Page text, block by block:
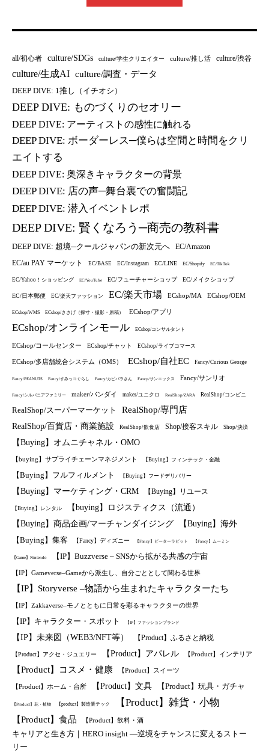
all/初心者 culture/SDGs culture/学生クリエイター culture/推し活 culture/渋谷
culture/生成AI culture/調査・データ
DEEP DIVE: 1推し（イチオシ）
DEEP DIVE: ものづくりのセオリー
DEEP DIVE: アーティストの感性に触れる
DEEP DIVE: ボーダーレス─僕らは空間と時間をクリ
エイトする
DEEP DIVE: 奥深きキャラクターの背景
DEEP DIVE: 店の声─舞台裏での奮闘記
DEEP DIVE: 潜入イベントレポ
DEEP DIVE: 賢くなろう─商売の教科書
DEEP DIVE: 超境─クールジャパンの新次元へ EC/Amazon
EC/au PAY マーケット EC/BASE EC/Instagram EC/LINE EC/Shopify EC/TikTok
EC/Yahoo！ショッピング EC/YouTube EC/フューチャーショップ EC/メイクショップ
EC/日本郵便 EC/楽天ファッション EC/楽天市場 ECshop/MA ECshop/OEM
ECshop/WMS ECshop/ささげ（採寸・撮影・原稿） ECshop/アプリ
ECshop/オンラインモール ECshop/コンサルタント
ECshop/コールセンター ECshop/チャット ECshop/ライブコマース
ECshop/多店舗統合システム（OMS） ECshop/自社EC Fancy/Curious George
Fancy/PEANUTS Fancy/すみっコぐらし Fancy/カピバラさん Fancy/サンエックス Fancy/サンリオ
Fancy/シルバニアファミリー maker/バンダイ maker/ユニクロ RealShop/ZARA RealShop/コンビニ
RealShop/スーパーマーケット RealShop/専門店
RealShop/百貨店・商業施設 RealShop/飲食店 Shop/接客スキル Shop/決済
【Buying】オムニチャネル・OMO
【buying】サプライチェーンマネジメント 【Buying】フィンテック・金融
【Buying】フルフィルメント 【Buying】フードデリバリー
【Buying】マーケティング・CRM 【Buying】リユース
【Buying】レンタル
【buying】ロジスティクス（流通）
【Buying】商品企画/マーチャンダイジング
【Buying】海外
【Buying】集客
【Fancy】ディズニー 【Fancy】ピーターラビット 【Fancy】ムーミン
【Game】Nintendo 【IP】Buzzverse – SNSから拡がる共感の宇宙
【IP】Gameverse–Gameから派生し、自分ごととして関わる世界
【IP】Storyverse –物語から生まれたキャラクターたち
【IP】Zakkaverse–モノとともに日常を彩るキャラクターの世界
【IP】キャラクター・スポット 【IP】ファッションブランド
【IP】未来図（WEB3/NFT等） 【Product】ふるさと納税
【Product】アクセ・ジュエリー 【Product】アパレル 【Product】インテリア
【Product】コスメ・健康 【Product】スイーツ
【Product】ホーム・台所 【Product】文具 【Product】玩具・ガチャ
【Product】花・植物 【product】製造業テック 【Product】雑貨・小物
【Product】食品 【Product】飲料・酒
キャリアと生き方｜HERO insight —逆境をチャンスに変えるストー
リー